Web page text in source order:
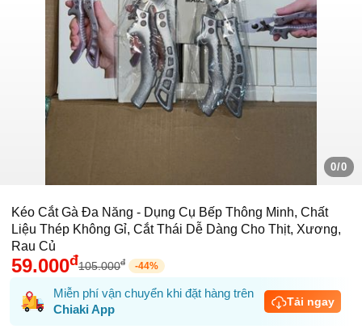
0/0
Kéo Cắt Gà Đa Năng - Dụng Cụ Bếp Thông Minh, Chất
Liệu Thép Không Gỉ, Cắt Thái Dễ Dàng Cho Thịt, Xương,
Rau Củ
59.000đ105.000đ -44%
Miễn phí vận chuyển khi đặt hàng trên
Chiaki App
Tải ngay